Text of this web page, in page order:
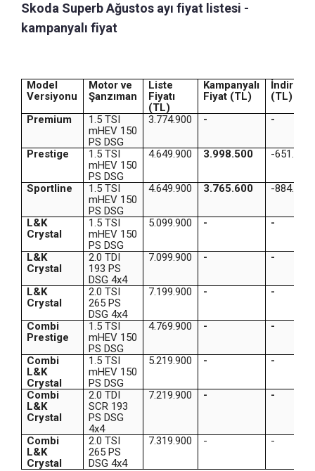
Skoda Superb Ağustos ayı fiyat listesi -
kampanyalı fiyat
Model
Versiyonu
Motor ve
Şanzıman
Liste
Fiyatı
(TL)
Kampanyalı
Fiyat (TL)
İndirim
(TL)
Premium
1.5 TSI
mHEV 150
PS DSG
3.774.900 - -
Prestige
1.5 TSI
mHEV 150
PS DSG
4.649.900 3.998.500 -651.400
Sportline
1.5 TSI
mHEV 150
PS DSG
4.649.900 3.765.600 -884.300
L&K
Crystal
1.5 TSI
mHEV 150
PS DSG
5.099.900 - -
L&K
Crystal
2.0 TDI
193 PS
DSG 4x4
7.099.900 - -
L&K
Crystal
2.0 TSI
265 PS
DSG 4x4
7.199.900 - -
Combi
Prestige
1.5 TSI
mHEV 150
PS DSG
4.769.900 - -
Combi
L&K
Crystal
1.5 TSI
mHEV 150
PS DSG
5.219.900 - -
Combi
L&K
Crystal
2.0 TDI
SCR 193
PS DSG
4x4
7.219.900 - -
Combi
L&K
Crystal
2.0 TSI
265 PS
DSG 4x4
7.319.900 - -